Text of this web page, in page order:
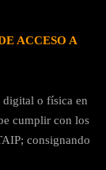
ACCESO A
digital o física en
cumplir con los
consignando